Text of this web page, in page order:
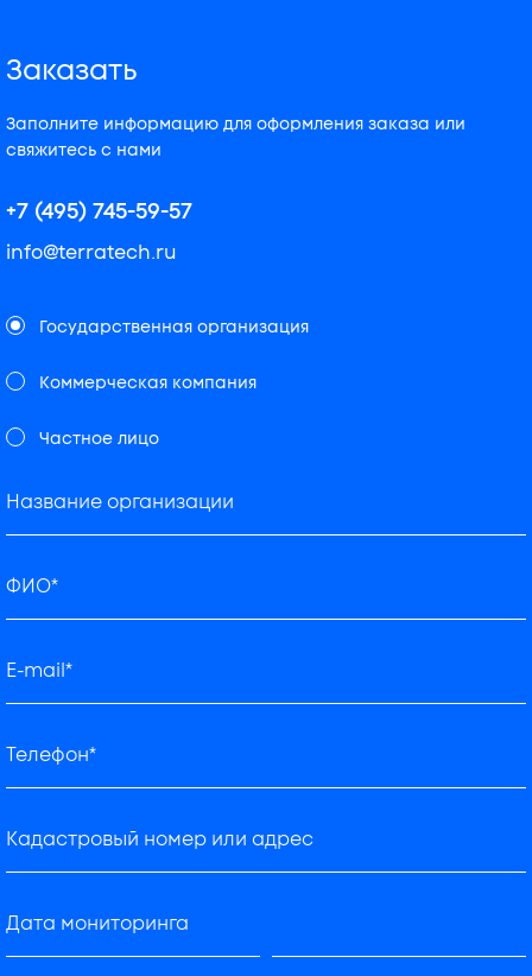
Заказать
Заполните информацию для оформления заказа или
свяжитесь с нами
+7 (495) 745-59-57
info@terratech.ru
Государственная организация
Коммерческая компания
Частное лицо
Название организации
ФИО*
E-mail*
Телефон*
Кадастровый номер или адрес
Дата мониторинга